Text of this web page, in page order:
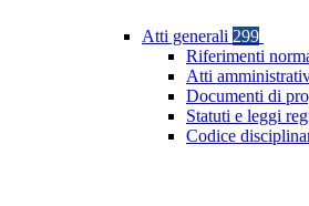
Atti generali 299
Riferimenti
Atti
Documenti di
Statuti e leggi
Codice